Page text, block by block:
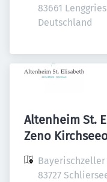
83661 Lenggries
Deutschland
Altenheim St.
Zeno
Bayerischzeller
83727